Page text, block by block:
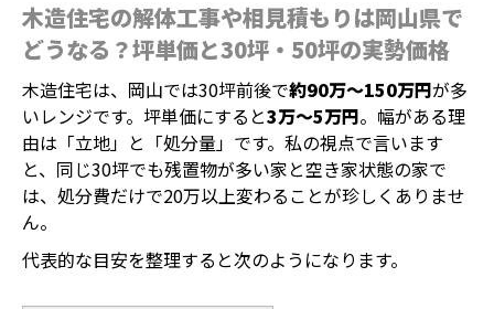
木造住宅の解体工事や相見積もりは岡山県で
どうなる？坪単価と30坪・50坪の実勢価格
木造住宅は、岡山では30坪前後で約90万～150万円が多
いレンジです。坪単価にすると3万～5万円。幅がある理
由は「立地」と「処分量」です。私の視点で言います
と、同じ30坪でも残置物が多い家と空き家状態の家で
は、処分費だけで20万以上変わることが珍しくありませ
ん。
代表的な目安を整理すると次のようになります。